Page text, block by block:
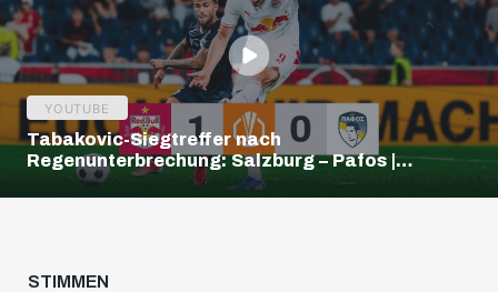
YOUTUBE
Tabakovic-Siegtreffer nach
Regenunterbrechung: Salzburg – Pafos |
Highlights | Europa League Q3
STIMMEN